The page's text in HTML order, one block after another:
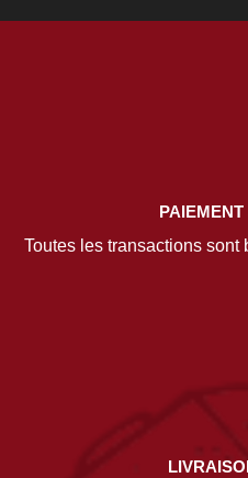
Toutes les transactions sont